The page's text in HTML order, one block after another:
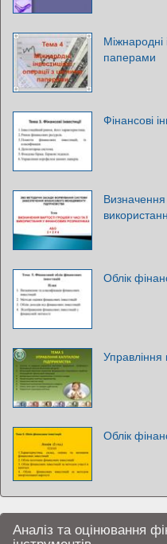
Міжнародні
паперами
Фінансові
Визначення
Облік
Управління
Облік
Аналіз та оцінювання